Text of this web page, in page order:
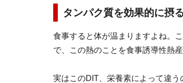
タンパク質を効果的に摂
食事すると体が温まりますよね。
で、この熱のことを食事誘導性熱
実はこのDIT、栄養素によって違